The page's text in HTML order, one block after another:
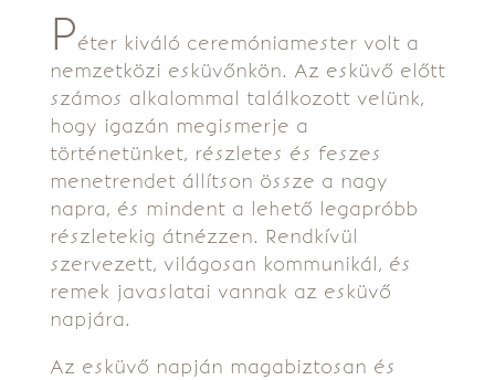
Péter kiváló ceremóniamester volt a
nemzetközi esküvőnkön. Az esküvő előtt
számos alkalommal találkozott velünk,
hogy igazán megismerje a
történetünket, részletes és feszes
menetrendet állítson össze a nagy
napra, és mindent a lehető legapróbb
részletekig átnézzen. Rendkívül
szervezett, világosan kommunikál, és
remek javaslatai vannak az esküvő
napjára.
Az esküvő napján magabiztosan és